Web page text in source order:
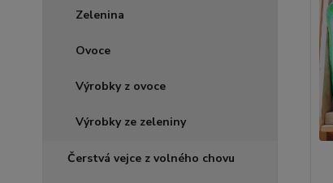
Zelenina
Ovoce
Výrobky z ovoce
Výrobky ze zeleniny
Čerstvá vejce z volného chovu